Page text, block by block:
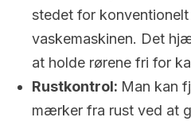
stedet for
vaskemaskinen. Det
at holde rørene fri for
Rustkontrol: Man kan
mærker fra rust ved at